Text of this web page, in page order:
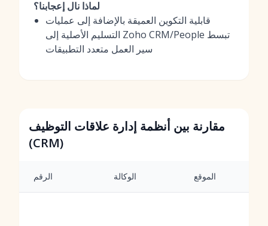
لماذا نال إعجابنا؟
قابلية التكوين العميقة بالإضافة إلى عمليات
التسليم الأصلية إلى Zoho CRM/People تبسط
سير العمل متعدد التطبيقات
مقارنة بين أنظمة إدارة علاقات التوظيف
(CRM)
الرقم الوكالة الموقع